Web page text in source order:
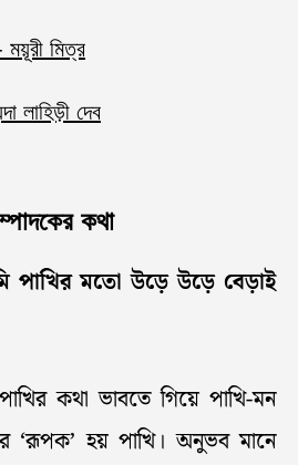
ময়ূরী মিত্র
লাহিড়ী দেব
কথা
পাখির মতো উড়ে উড়ে বেড়াই
কথা ভাবতে গিয়ে পাখি-মন
‘রূপক’ হয় পাখি। অনুভব মানে